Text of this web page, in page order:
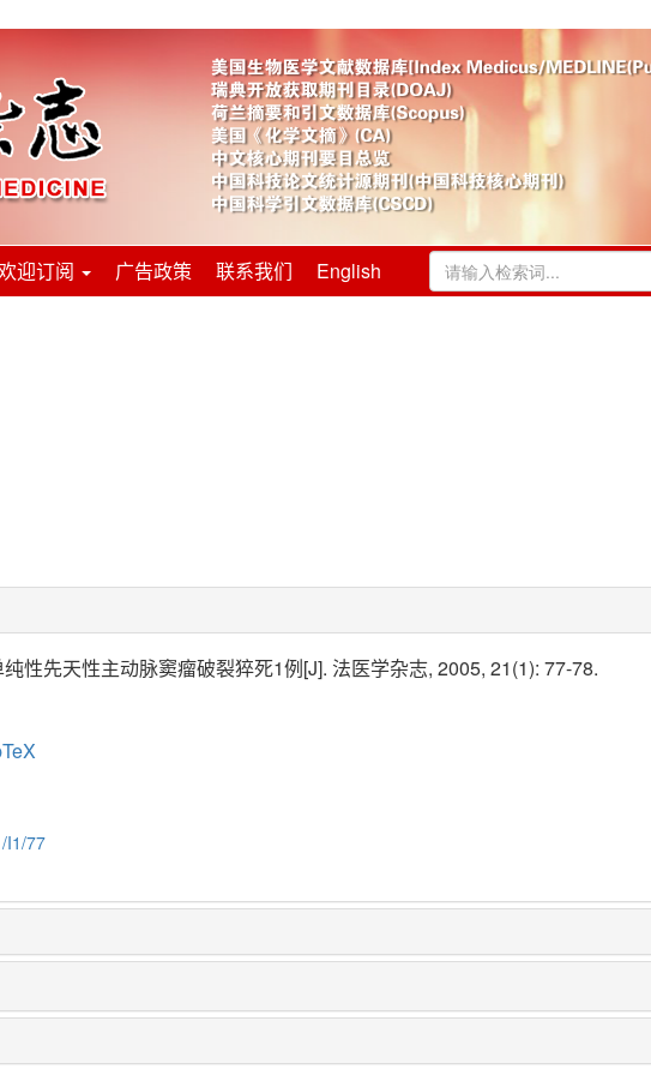
迎订阅 广告政策 联系我们 English
性先天性主动脉窦瘤破裂猝死1例[J]. 法医学杂志, 2005, 21(1): 77-78.
I1/77